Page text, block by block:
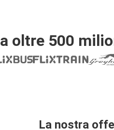
oltre 500
La nostra